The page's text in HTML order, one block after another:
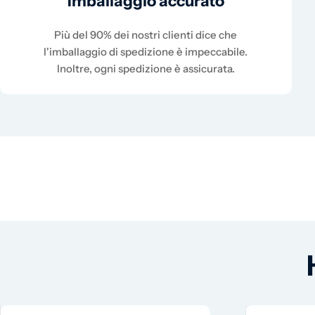
Più del 90% dei nostri clienti dice che
l'imballaggio di spedizione è impeccabile.
Inoltre, ogni spedizione è assicurata.